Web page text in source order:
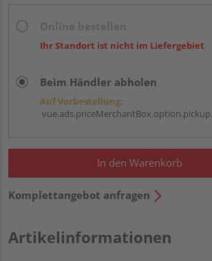
Ihr Standort ist nicht im Liefergebiet
Beim Händler abholen
Auf Vorbestellung:
In den Warenkorb
Komplettangebot anfragen
Artikelinformationen